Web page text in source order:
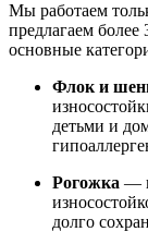
Мы работаем
предлагаем
основные
Флок и
детьми и
Рогожка —
долго